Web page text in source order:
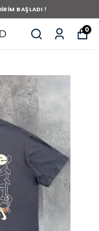
BAŞLADI !
0